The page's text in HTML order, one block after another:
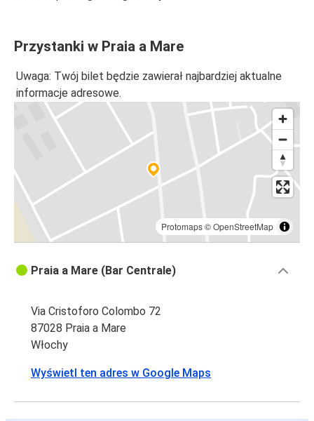
Przystanki w Praia a Mare
Uwaga: Twój bilet będzie zawierał najbardziej aktualne
informacje adresowe.
Protomaps©OpenStreetMap
Praia a Mare (Bar Centrale)
Via Cristoforo Colombo 72
87028 Praia a Mare
Włochy
Wyświetl ten adres w Google Maps